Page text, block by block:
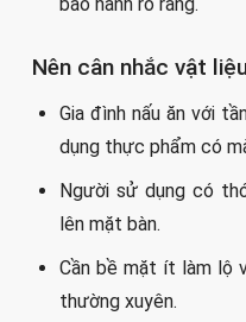
Nên cân nhắc vật
Gia đình nấu ăn với
dụng thực phẩm có
Người sử dụng có
lên mặt bàn.
Cần bề mặt ít làm lộ
thường xuyên.